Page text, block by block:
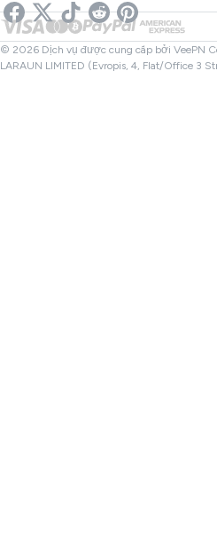
VPN Netflix
Kiểm tra Liên kết
Kiểm tra Tệp
VPN Canada
VPN Thổ Nhĩ Kỳ
Đối tác
© 2026 Dịch vụ được cung cấp bởi VeePN
LARAUN LIMITED (Evropis, 4, Flat/Office 3